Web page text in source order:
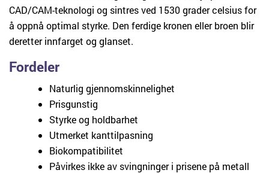
CAD/CAM-teknologi og sintres ved 1530 grader celsius for
å oppnå optimal styrke. Den ferdige kronen eller broen blir
deretter innfarget og glanset.
Fordeler
Naturlig gjennomskinnelighet
Prisgunstig
Styrke og holdbarhet
Utmerket kanttilpasning
Biokompatibilitet
Påvirkes ikke av svingninger i prisene på metall